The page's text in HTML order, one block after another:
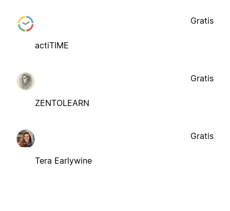
actiTIME
Gratis
ZENTOLEARN
Gratis
Tera Earlywine
Gratis